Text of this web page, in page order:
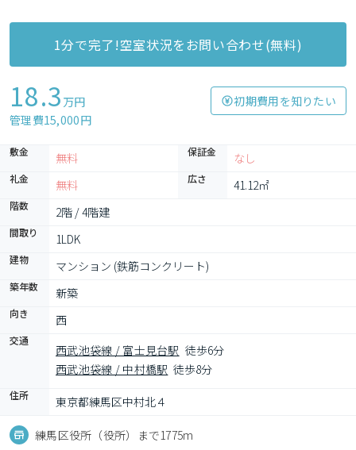
1分で完了!空室状況をお問い合わせ(無料)
18.3 万円
管理費15,000円
初期費用を知りたい
敷金 無料 保証金 なし
礼金 無料 広さ 41.12㎡
階数 2階 / 4階建
間取り 1LDK
建物 マンション (鉄筋コンクリート)
築年数 新築
向き 西
交通
西武池袋線 / 富士見台駅 徒歩6分
西武池袋線 / 中村橋駅 徒歩8分
住所 東京都練馬区中村北４
練馬区役所（役所）まで1775m